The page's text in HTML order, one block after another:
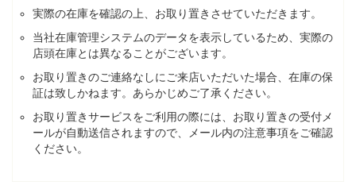
実際の在庫を確認の上、お取り置きさせていただきます。
当社在庫管理システムのデータを表示しているため、実際の
店頭在庫とは異なることがございます。
お取り置きのご連絡なしにご来店いただいた場合、在庫の保
証は致しかねます。あらかじめご了承ください。
お取り置きサービスをご利用の際には、お取り置きの受付メ
ールが自動送信されますので、メール内の注意事項をご確認
ください。